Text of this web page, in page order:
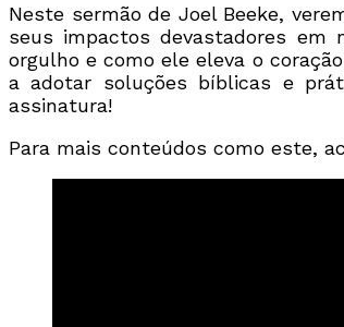
Neste sermão de Joel Beeke,
seus impactos devastadores em
orgulho e como ele eleva o
a adotar soluções bíblicas e
assinatura!
Para mais conteúdos como este,